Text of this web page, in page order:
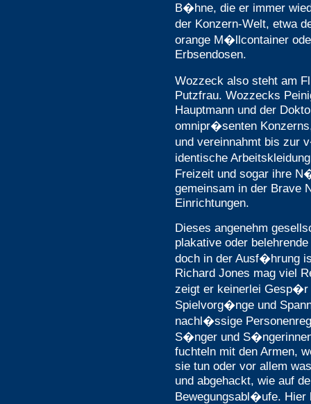
B�hne, die er immer
der Konzern-Welt, etwa
orange M�llcontainer
Erbsendosen.
Wozzeck also steht am
Putzfrau. Wozzecks
Hauptmann und der
omnipr�senten
und vereinnahmt bis zur
identische
Freizeit und sogar ihre
gemeinsam in der Brave
Einrichtungen.
Dieses angenehm
plakative oder
doch in der Ausf�hrung
Richard Jones mag viel
zeigt er keinerlei
Spielvorg�nge und
nachl�ssige
S�nger und
fuchteln mit den Armen,
sie tun oder vor allem
und abgehackt, wie auf
Bewegungsabl�ufe. Hier